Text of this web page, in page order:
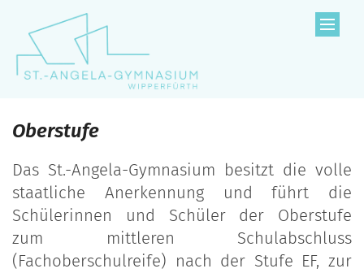
Zum Inhalt springen
Oberstufe
Das St.-Angela-Gymnasium besitzt die volle
staatliche Anerkennung und führt die
Schülerinnen und Schüler der Oberstufe
zum mittleren Schulabschluss
(Fachoberschulreife) nach der Stufe EF, zur